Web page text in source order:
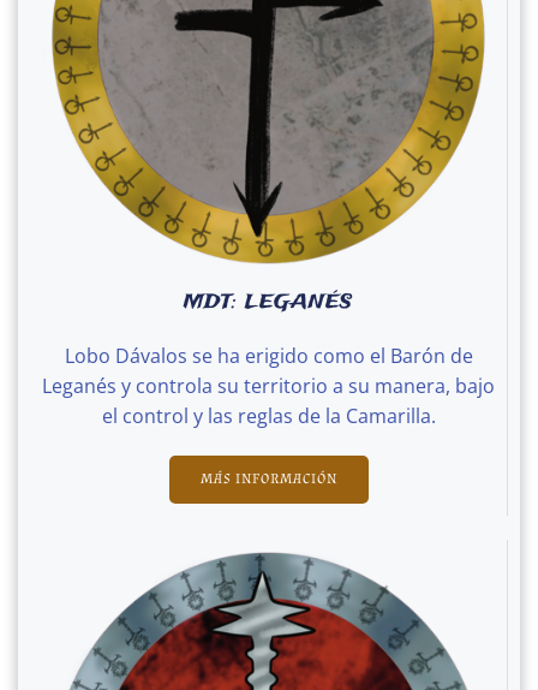
MDT: LEGANÉS
Lobo Dávalos se ha erigido como el Barón de
Leganés y controla su territorio a su manera, bajo
el control y las reglas de la Camarilla.
MÁS INFORMACIÓN